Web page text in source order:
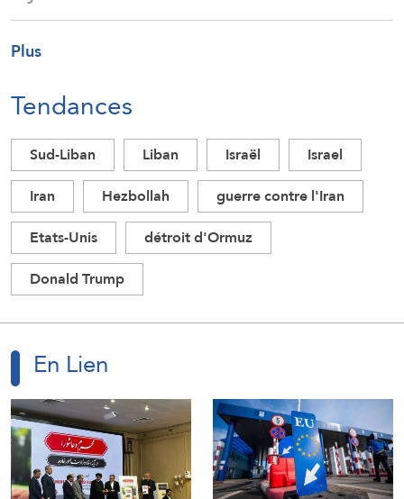
Plus
Tendances
Sud-Liban Liban Israël
Israel
Iran
Hezbollah
guerre contre l'Iran
Etats-Unis
détroit d'Ormuz
Donald Trump
En Lien